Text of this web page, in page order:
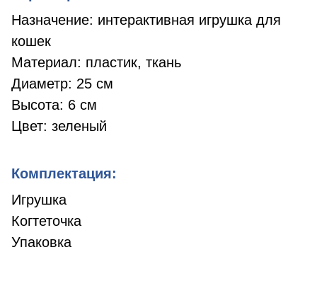
Назначение: интерактивная игрушка для
кошек
Материал: пластик, ткань
Диаметр: 25 см
Высота: 6 см
Цвет: зеленый
Комплектация:
Игрушка
Когтеточка
Упаковка